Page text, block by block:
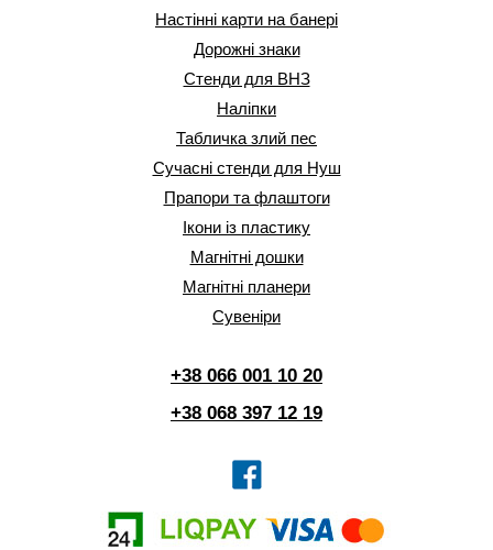
Настінні карти на банері
Дорожні знаки
Стенди для ВНЗ
Наліпки
Табличка злий пес
Сучасні стенди для Нуш
Прапори та флаштоги
Ікони із пластику
Магнітні дошки
Магнітні планери
Сувеніри
+38 066 001 10 20
+38 068 397 12 19